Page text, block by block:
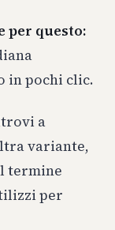
per questo:
in pochi clic.
a
variante,
termine
per